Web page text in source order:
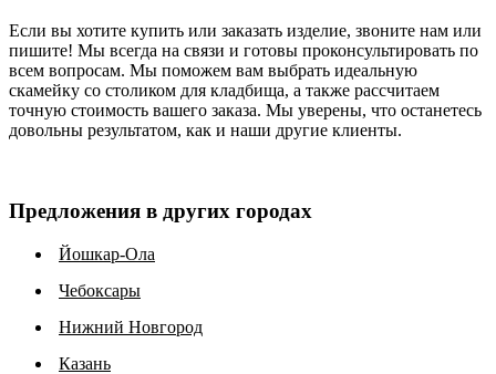
Если вы хотите купить или заказать изделие, звоните нам или
пишите! Мы всегда на связи и готовы проконсультировать по
всем вопросам. Мы поможем вам выбрать идеальную
скамейку со столиком для кладбища, а также рассчитаем
точную стоимость вашего заказа. Мы уверены, что останетесь
довольны результатом, как и наши другие клиенты.
Предложения в других городах
Йошкар-Ола
Чебоксары
Нижний Новгород
Казань